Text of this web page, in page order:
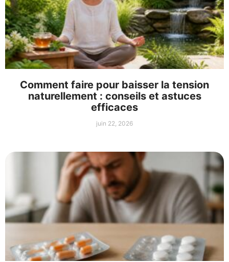
Comment faire pour baisser la tension
naturellement : conseils et astuces
efficaces
juin 22, 2026